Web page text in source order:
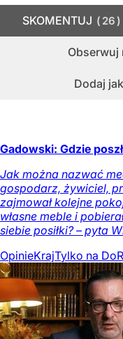
Obserwuj
Dodaj
SKOMENTUJ 26
Gadowski: Gdzie
Jak można nazwać
gospodarz, żywiciel,
zajmował kolejne
własne meble i
siebie posiłki? – pyta
OpinieKrajTylko na